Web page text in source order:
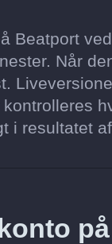
Beatport
Når
i resultatet